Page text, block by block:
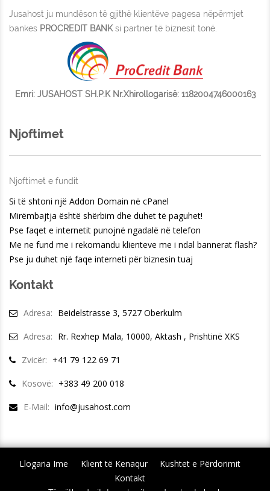
Jusahost ju mundëson të gjithë klientëve pagesa nëpërmjet
bankes PROCREDIT BANKsi partner të biznesit tonë.
Emri: JUSAHOST SH.P.K Nr.Xhirollogarisë: 1182004746000163
Njoftimet
Njoftimet e fundit
Si të shtoni një Addon Domain në cPanel
Mirëmbajtja është shërbim dhe duhet të paguhet!
Pse faqet e internetit punojnë ngadalë në telefon
Me ne fund me i rekomandu klienteve me i ndal bannerat flash?
Pse ju duhet një faqe interneti për biznesin tuaj
Kontakt
Adresa: Beidelstrasse 3, 5727 Oberkulm
Adresa: Rr. Rexhep Mala, 10000, Aktash , Prishtinë XKS
Zvicër: +41 79 122 69 71
Kosovë: +383 49 200 018
E-Mail: info@jusahost.com
Llogaria Ime Klient të Kenaqur
Kushtet e Përdorimit
Kontakt